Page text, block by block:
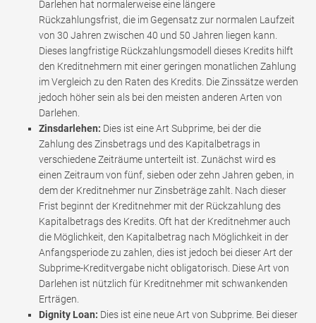
Darlehen hat normalerweise eine längere
Rückzahlungsfrist, die im Gegensatz zur normalen Laufzeit
von 30 Jahren zwischen 40 und 50 Jahren liegen kann.
Dieses langfristige Rückzahlungsmodell dieses Kredits hilft
den Kreditnehmern mit einer geringen monatlichen Zahlung
im Vergleich zu den Raten des Kredits. Die Zinssätze werden
jedoch höher sein als bei den meisten anderen Arten von
Darlehen.
Zinsdarlehen: Dies ist eine Art Subprime, bei der die
Zahlung des Zinsbetrags und des Kapitalbetrags in
verschiedene Zeiträume unterteilt ist. Zunächst wird es
einen Zeitraum von fünf, sieben oder zehn Jahren geben, in
dem der Kreditnehmer nur Zinsbeträge zahlt. Nach dieser
Frist beginnt der Kreditnehmer mit der Rückzahlung des
Kapitalbetrags des Kredits. Oft hat der Kreditnehmer auch
die Möglichkeit, den Kapitalbetrag nach Möglichkeit in der
Anfangsperiode zu zahlen, dies ist jedoch bei dieser Art der
Subprime-Kreditvergabe nicht obligatorisch. Diese Art von
Darlehen ist nützlich für Kreditnehmer mit schwankenden
Erträgen.
Dignity Loan: Dies ist eine neue Art von Subprime. Bei dieser